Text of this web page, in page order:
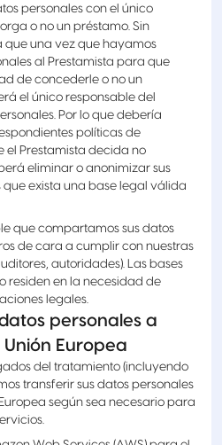
personales con el único
o no un préstamo. Sin
una vez que hayamos
al Prestamista para que
de concederle o no un
el único responsable del
Por lo que debería
políticas de
el Prestamista decida no
eliminar o anonimizar sus
que exista una base legal válida
que compartamos sus datos
de cara a cumplir con nuestras
autoridades). Las bases
residen en la necesidad de
legales.
personales a
Europea
del tratamiento (incluyendo
transferir sus datos personales
según sea necesario para